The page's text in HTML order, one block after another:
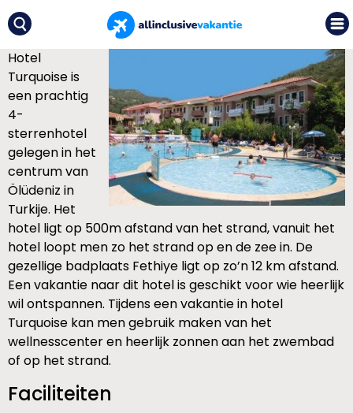
Hotel
Turquoise is
een prachtig
4-
sterrenhotel
gelegen in het
centrum van
Ölüdeniz in
Turkije. Het
hotel ligt op 500m afstand van het strand, vanuit het
hotel loopt men zo het strand op en de zee in. De
gezellige badplaats Fethiye ligt op zo’n 12 km afstand.
Een vakantie naar dit hotel is geschikt voor wie heerlijk
wil ontspannen. Tijdens een vakantie in hotel
Turquoise kan men gebruik maken van het
wellnesscenter en heerlijk zonnen aan het zwembad
of op het strand.
Faciliteiten